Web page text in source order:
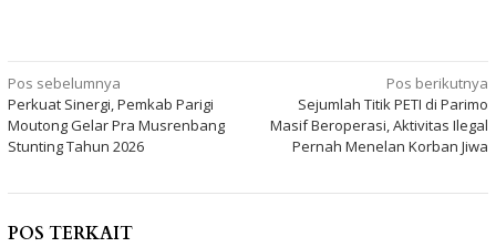
Navigasi
pos
Pos sebelumnya
Perkuat Sinergi, Pemkab Parigi
Moutong Gelar Pra Musrenbang
Stunting Tahun 2026
Pos berikutnya
Sejumlah Titik PETI di Parimo
Masif Beroperasi, Aktivitas Ilegal
Pernah Menelan Korban Jiwa
POS TERKAIT